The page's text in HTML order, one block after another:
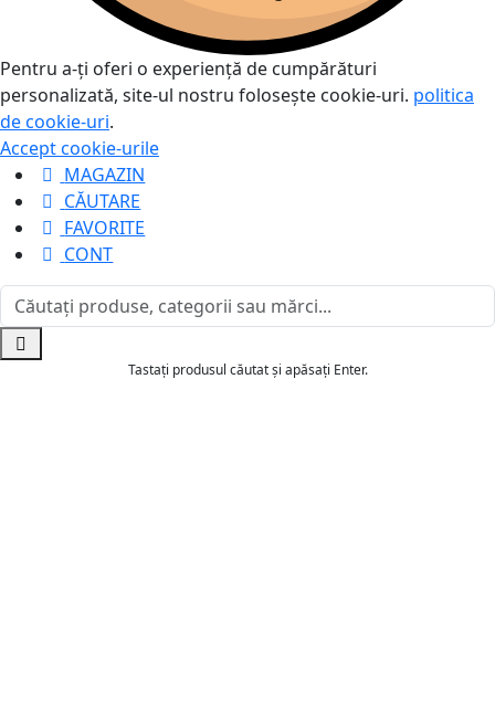
Pentru a-ți oferi o experiență de cumpărături
personalizată, site-ul nostru folosește cookie-uri. politica
de cookie-uri.
Accept cookie-urile
MAGAZIN
CĂUTARE
FAVORITE
CONT
Tastați produsul căutat și apăsați Enter.